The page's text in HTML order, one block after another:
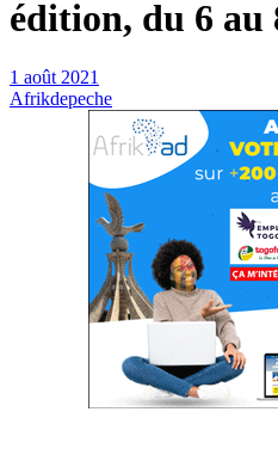
édition, du 6 au
1 août 2021
Afrikdepeche